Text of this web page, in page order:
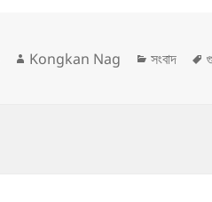
Author
Kongkan Nag সংবাদ